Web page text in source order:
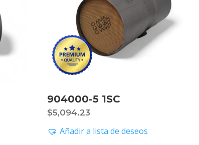
904000-5 1SC
$5,094.23
Añadir a lista de deseos